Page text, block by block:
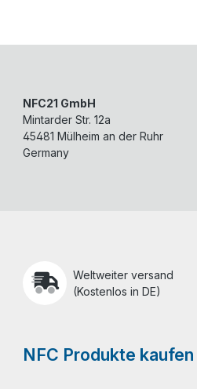
NFC21 GmbH
Mintarder Str. 12a
45481 Mülheim an der Ruhr
Germany
Weltweiter versand
(Kostenlos in DE)
NFC Produkte kaufen